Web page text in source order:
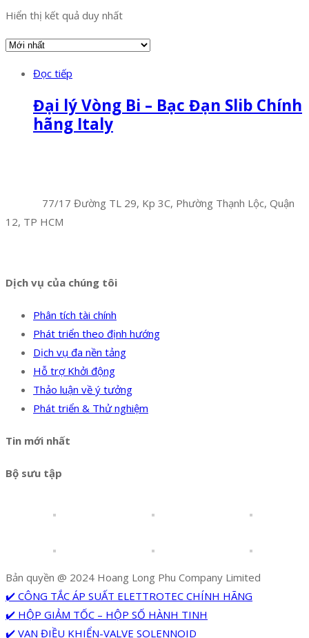
Hiển thị kết quả duy nhất
Đọc tiếp
Đại lý Vòng Bi – Bạc Đạn Slib Chính
hãng Italy
77/17 Đường TL 29, Kp 3C, Phường Thạnh Lộc, Quận
12, TP HCM
Dịch vụ của chúng tôi
Phân tích tài chính
Phát triển theo định hướng
Dịch vụ đa nền tảng
Hỗ trợ Khởi động
Thảo luận về ý tưởng
Phát triển & Thử nghiệm
Tin mới nhất
Bộ sưu tập
Bản quyền @ 2024 Hoang Long Phu Company Limited
✔️ CÔNG TẮC ÁP SUẤT ELETTROTEC CHÍNH HÃNG
✔️ HỘP GIẢM TỐC – HỘP SỐ HÀNH TINH
✔️ VAN ĐIỀU KHIỂN-VALVE SOLENNOID